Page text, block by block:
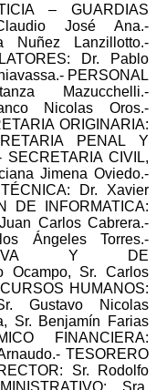
– GUARDIAS
José Ana.-
Nuñez Lanzillotto.-
Dr. Pablo
PERSONAL
Mazucchelli.-
Nicolas Oros.-
ORIGINARIA:
PENAL Y
SECRETARIA CIVIL,
Jimena Oviedo.-
Dr. Xavier
DE INFORMATICA:
Carlos Cabrera.-
Ángeles Torres.-
Y DE
Ocampo, Sr. Carlos
HUMANOS:
Gustavo Nicolas
Sr. Benjamín Farias
FINANCIERA:
TESORERO
Sr. Rodolfo
Sra.